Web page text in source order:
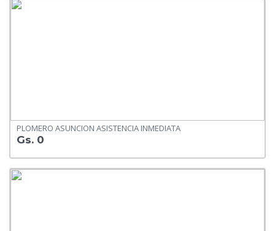
PLOMERO ASUNCION ASISTENCIA INMEDIATA
Gs. 0